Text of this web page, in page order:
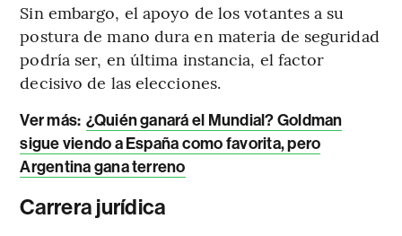
Sin embargo, el apoyo de los votantes a su
postura de mano dura en materia de seguridad
podría ser, en última instancia, el factor
decisivo de las elecciones.
Ver más: ¿Quién ganará el Mundial? Goldman
sigue viendo a España como favorita, pero
Argentina gana terreno
Carrera jurídica